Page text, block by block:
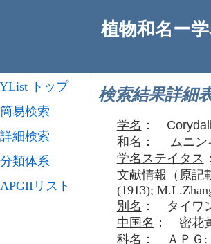
植物和名ー
検索結果詳細
学名 ：
和名 ： ムニン
学名ステイタス
文献情報（原記
(1913);
別名 ： タイワ
中国名 ： 密花
科名 ： ＡＰＧ:
YList トップ
簡易検索
詳細検索
分類体系
APGIIリスト